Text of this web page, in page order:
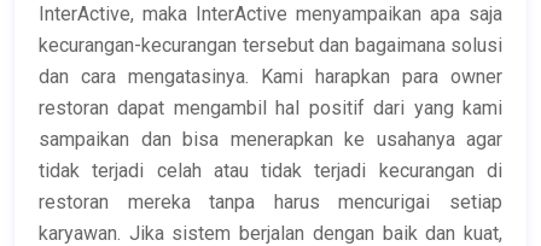
InterActive, maka InterActive menyampaikan apa saja
kecurangan-kecurangan tersebut dan bagaimana solusi
dan cara mengatasinya. Kami harapkan para owner
restoran dapat mengambil hal positif dari yang kami
sampaikan dan bisa menerapkan ke usahanya agar
tidak terjadi celah atau tidak terjadi kecurangan di
restoran mereka tanpa harus mencurigai setiap
karyawan. Jika sistem berjalan dengan baik dan kuat,